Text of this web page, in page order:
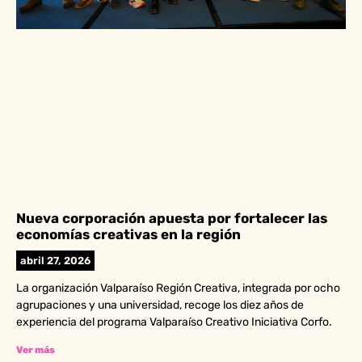
Nueva corporación apuesta por fortalecer las
economías creativas en la región
abril 27, 2026
La organización Valparaíso Región Creativa, integrada por ocho
agrupaciones y una universidad, recoge los diez años de
experiencia del programa Valparaíso Creativo Iniciativa Corfo.
Ver más